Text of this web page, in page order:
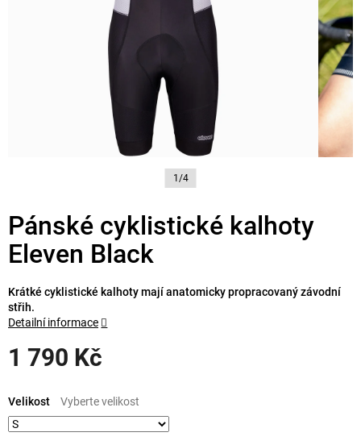
1/4
Pánské cyklistické kalhoty
Eleven Black
1 790 Kč
cena:
Velikost
Krátké cyklistické kalhoty mají anatomicky propracovaný závodní
střih.
Detailní informace